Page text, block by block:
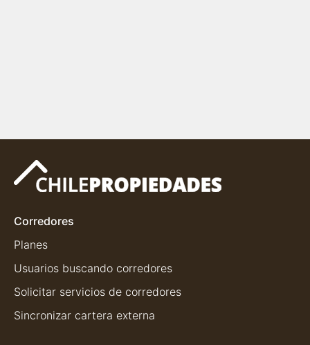
Corredores
Planes
Usuarios buscando corredores
Solicitar servicios de corredores
Sincronizar cartera externa